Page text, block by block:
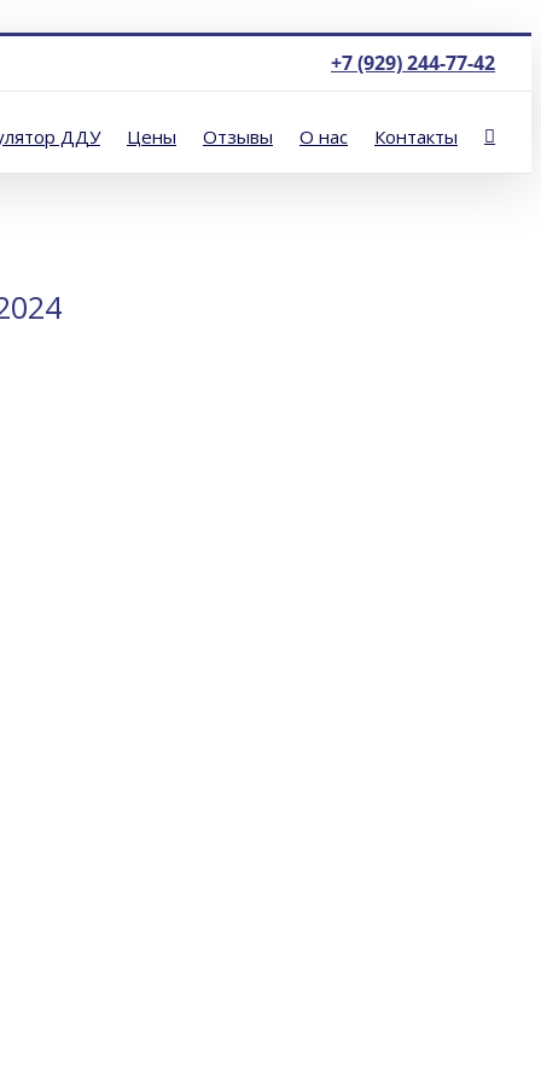
+7 (929) 244-77-42
ДДУ Цены Отзывы О нас Контакты